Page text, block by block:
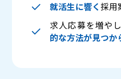
就活生に響く採用
求人応募を増や
的な方法が見つか